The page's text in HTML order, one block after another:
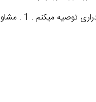
. 2 . عکس رنگی از مجرای ادراری انجام گردد .